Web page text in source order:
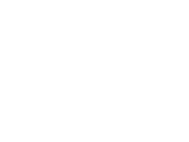
morto des